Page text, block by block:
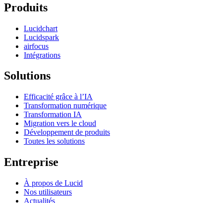
Produits
Lucidchart
Lucidspark
airfocus
Intégrations
Solutions
Efficacité grâce à l’IA
Transformation numérique
Transformation IA
Migration vers le cloud
Développement de produits
Toutes les solutions
Entreprise
À propos de Lucid
Nos utilisateurs
Actualités